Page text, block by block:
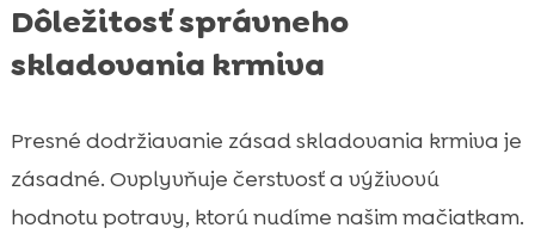
Dôležitosť správneho
skladovania krmiva
Presné dodržiavanie zásad skladovania krmiva je
zásadné. Ovplyvňuje čerstvosť a výživovú
hodnotu potravy, ktorú nudíme našim mačiatkam.